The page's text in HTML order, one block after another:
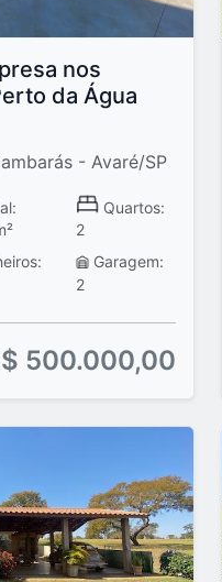
nos
da Água
- Avaré/SP
Quartos:
2
Garagem:
2
500.000,00